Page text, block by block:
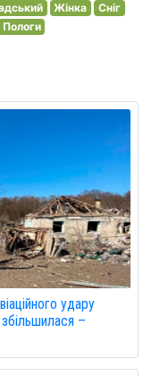
Жінка
Сніг
Пологи
удару
–